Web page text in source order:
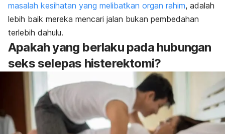
masalah kesihatan yang melibatkan organ rahim, adalah
lebih baik mereka mencari jalan bukan pembedahan
terlebih dahulu.
Apakah yang berlaku pada hubungan
seks selepas histerektomi?